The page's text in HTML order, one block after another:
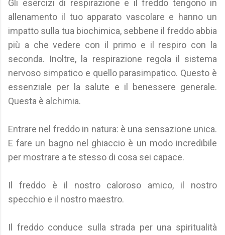
Gli esercizi di respirazione e il freddo tengono in
allenamento il tuo apparato vascolare e hanno un
impatto sulla tua biochimica, sebbene il freddo abbia
più a che vedere con il primo e il respiro con la
seconda. Inoltre, la respirazione regola il sistema
nervoso simpatico e quello parasimpatico. Questo è
essenziale per la salute e il benessere generale.
Questa è alchimia.
Entrare nel freddo in natura: è una sensazione unica.
E fare un bagno nel ghiaccio è un modo incredibile
per mostrare a te stesso di cosa sei capace.
Il freddo è il nostro caloroso amico, il nostro
specchio e il nostro maestro.
Il freddo conduce sulla strada per una spiritualità